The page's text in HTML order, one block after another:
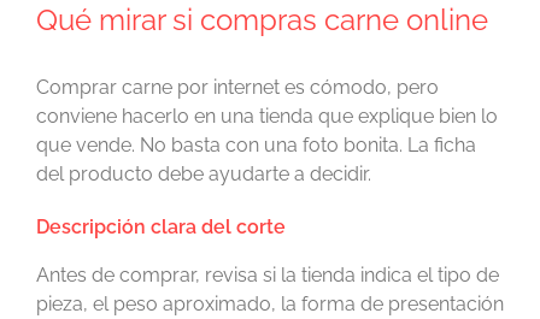
Qué mirar si compras carne online
Comprar carne por internet es cómodo, pero
conviene hacerlo en una tienda que explique bien lo
que vende. No basta con una foto bonita. La ficha
del producto debe ayudarte a decidir.
Descripción clara del corte
Antes de comprar, revisa si la tienda indica el tipo de
pieza, el peso aproximado, la forma de presentación